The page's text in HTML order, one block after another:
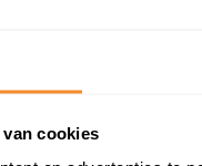
cookies
de buurt